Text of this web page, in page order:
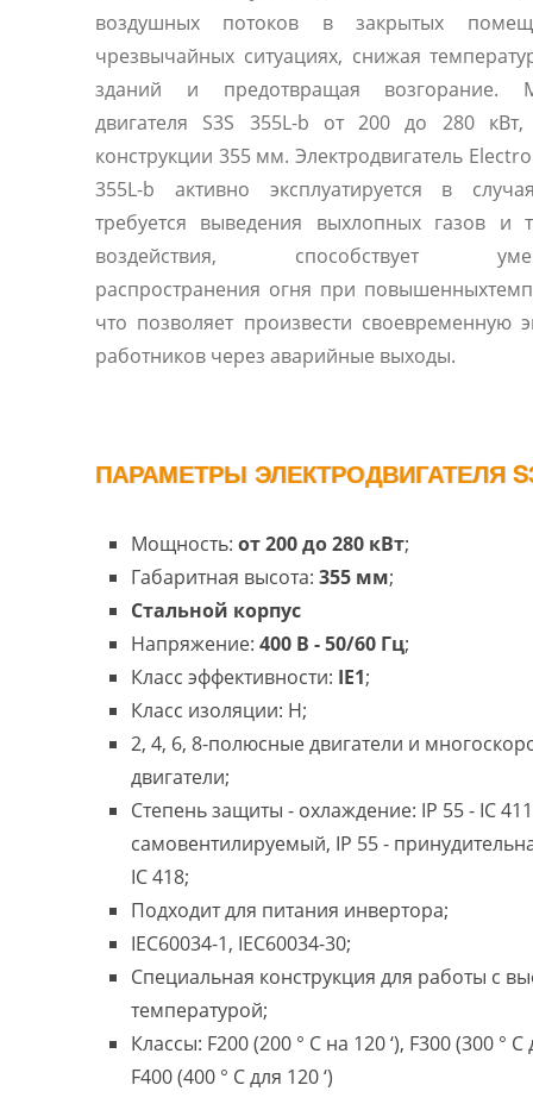
воздушных потоков в закрытых
чрезвычайных ситуациях, снижая
зданий и предотвращая возгорание.
двигателя S3S 355L-b от 200 до 280
конструкции 355 мм. Электродвигатель
355L-b активно эксплуатируется в
требуется выведения выхлопных газов и
воздействия, способствует
распространения огня при
что позволяет произвести своевременную
работников через аварийные выходы.
ПАРАМЕТРЫ ЭЛЕКТРОДВИГАТЕЛЯ
Мощность: от 200 до 280 кВт;
Габаритная высота: 355 мм;
Стальной корпус
Напряжение: 400 В - 50/60 Гц;
Класс эффективности: IE1;
Класс изоляции: H;
2, 4, 6, 8-полюсные двигатели и
двигатели;
Степень защиты - охлаждение: IP 55 - IC 411
самовентилируемый, IP 55 -
IC 418;
Подходит для питания инвертора;
IEC60034-1, IEC60034-30;
Специальная конструкция для работы с
температурой;
Классы: F200 (200 ° C на 120 ‘), F300 (300 ° C
F400 (400 ° C для 120 ‘)